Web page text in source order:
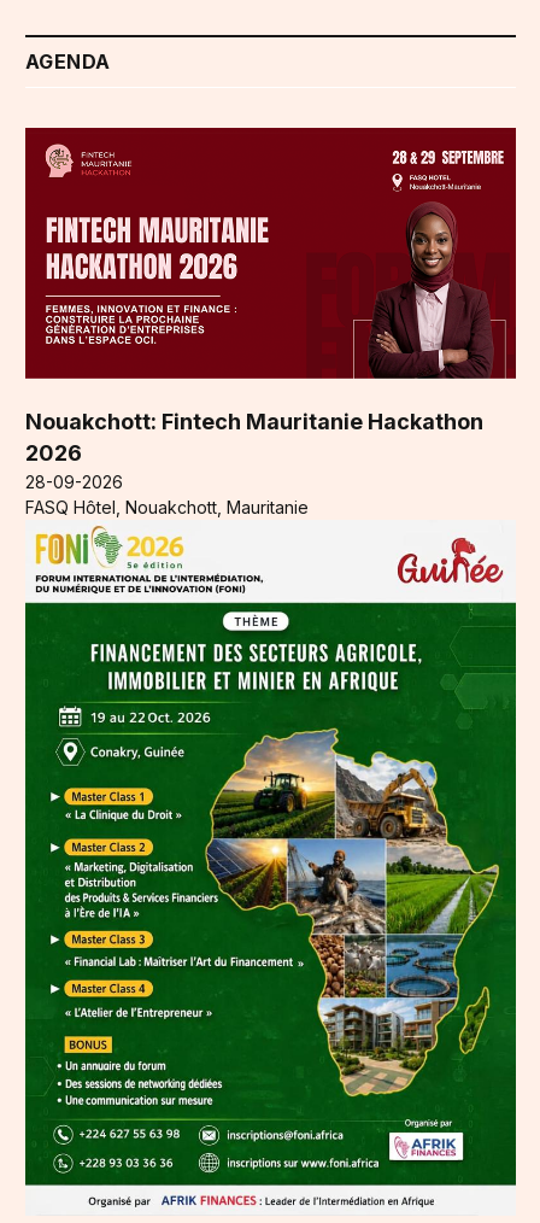
AGENDA
Nouakchott: Fintech Mauritanie Hackathon
2026
28-09-2026
FASQ Hôtel, Nouakchott, Mauritanie